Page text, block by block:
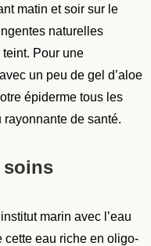
matin et soir sur le
naturelles
Pour une
un peu de gel d’aloe
épiderme tous les
de santé.
soins
marin avec l’eau
cette eau riche en oligo-